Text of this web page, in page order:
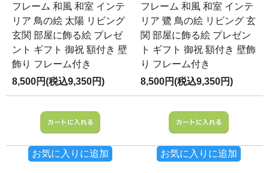
フレーム 和風 和室 インテ
リア 鳥の絵 太陽 リビング
玄関 部屋に飾る絵 プレゼ
ント ギフト 御祝 額付き 壁
飾り フレーム付き
8,500円(税込9,350円)
お気に入りに追加
フレーム 和風 和室 インテ
リア 鷺 鳥の絵 リビング 玄
関 部屋に飾る絵 プレゼン
ト ギフト 御祝 額付き 壁飾
り フレーム付き
8,500円(税込9,350円)
お気に入りに追加